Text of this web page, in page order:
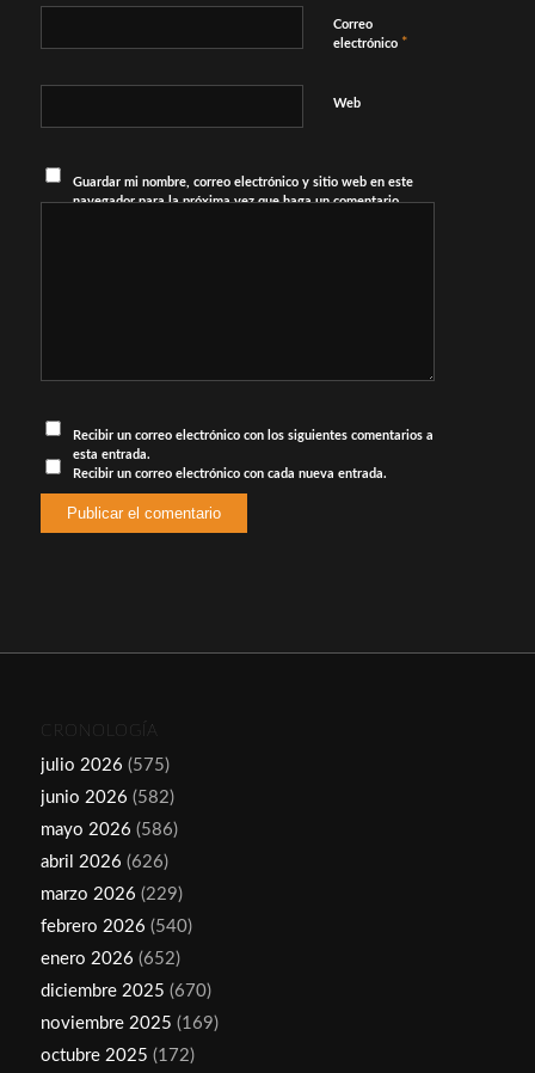
Correo
electrónico *
Web
Guardar mi nombre, correo electrónico y sitio web en este
navegador para la próxima vez que haga un comentario.
Recibir un correo electrónico con los siguientes comentarios a
esta entrada.
Recibir un correo electrónico con cada nueva entrada.
CRONOLOGÍA
julio 2026 (575)
junio 2026 (582)
mayo 2026 (586)
abril 2026 (626)
marzo 2026 (229)
febrero 2026 (540)
enero 2026 (652)
diciembre 2025 (670)
noviembre 2025 (169)
octubre 2025 (172)